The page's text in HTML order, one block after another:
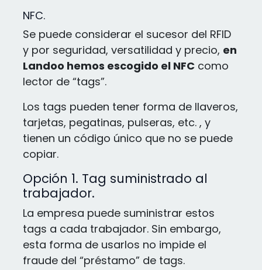
NFC.
Se puede considerar el sucesor del RFID
y por seguridad, versatilidad y precio, en
Landoo hemos escogido el NFC como
lector de “tags”.
Los tags pueden tener forma de llaveros,
tarjetas, pegatinas, pulseras, etc. , y
tienen un código único que no se puede
copiar.
Opción 1. Tag suministrado al
trabajador.
La empresa puede suministrar estos
tags a cada trabajador. Sin embargo,
esta forma de usarlos no impide el
fraude del “préstamo” de tags.